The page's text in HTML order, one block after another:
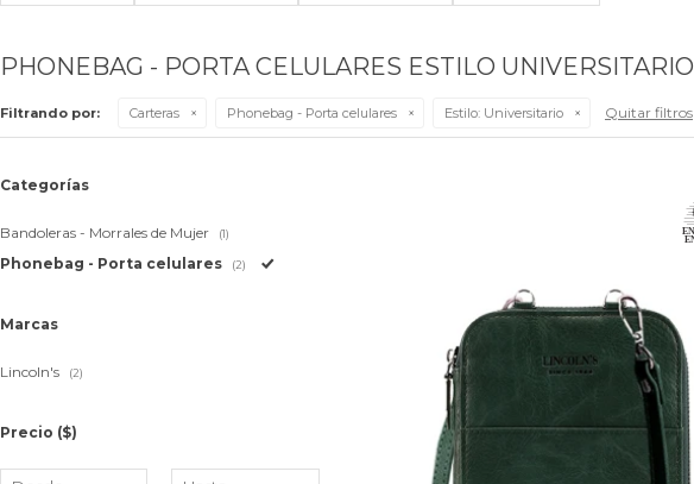
PHONEBAG - PORTA CELULARES ESTILO UNIVERSITARIO
Filtrando por: Carteras Phonebag - Porta celulares Estilo: Universitario Quitar filtros
Categorías
Bandoleras - Morrales de Mujer (1)
Phonebag - Porta celulares (2)
Marcas
Lincoln's (2)
Precio ($)